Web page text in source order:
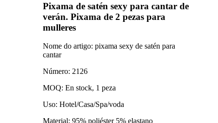
Pixama de satén sexy para cantar de
verán. Pixama de 2 pezas para
mulleres
Nome do artigo: pixama sexy de satén para
cantar
Número: 2126
MOQ: En stock, 1 peza
Uso: Hotel/Casa/Spa/voda
Material: 95% poliéster 5% elastano